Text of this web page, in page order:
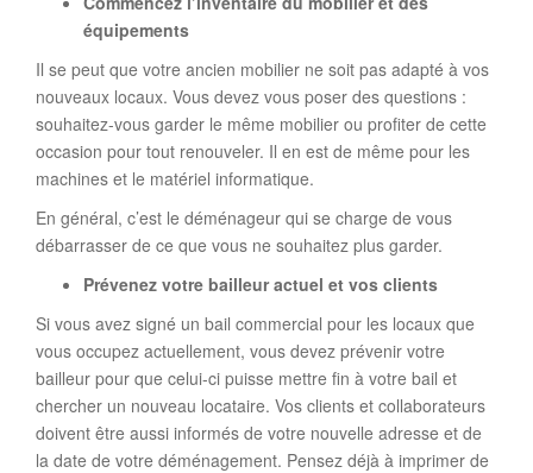
équipements
Il se peut que votre ancien mobilier ne soit pas adapté à vos
nouveaux locaux. Vous devez vous poser des questions :
souhaitez-vous garder le même mobilier ou profiter de cette
occasion pour tout renouveler. Il en est de même pour les
machines et le matériel informatique.
En général, c’est le déménageur qui se charge de vous
débarrasser de ce que vous ne souhaitez plus garder.
Prévenez votre bailleur actuel et vos clients
Si vous avez signé un bail commercial pour les locaux que
vous occupez actuellement, vous devez prévenir votre
bailleur pour que celui-ci puisse mettre fin à votre bail et
chercher un nouveau locataire. Vos clients et collaborateurs
doivent être aussi informés de votre nouvelle adresse et de
la date de votre déménagement. Pensez déjà à imprimer de